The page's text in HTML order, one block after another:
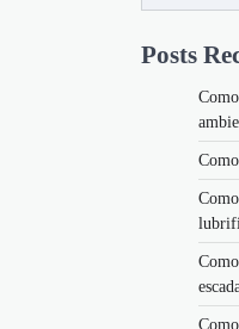
Posts